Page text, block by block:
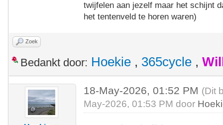
twijfelen aan jezelf maar het schijnt
het tentenveld te horen waren)
Zoek
Bedankt door: Hoekie , 365cycle ,
18-May-2026, 01:52 PM (Dit
May-2026, 01:53 PM door